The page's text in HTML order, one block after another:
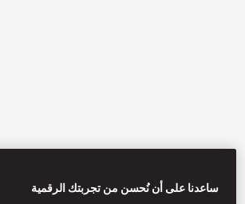
View All
ساعدنا على أن نُحسن من تجربتك الرقمية